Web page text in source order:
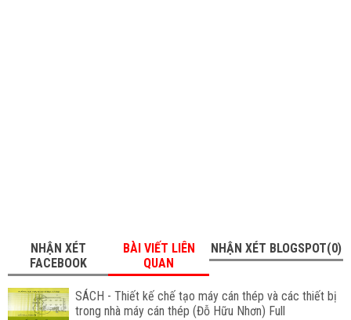
NHẬN XÉT
FACEBOOK
BÀI VIẾT LIÊN
QUAN
NHẬN XÉT BLOGSPOT(0)
SÁCH - Thiết kế chế tạo máy cán thép và các thiết bị
trong nhà máy cán thép (Đỗ Hữu Nhơn) Full